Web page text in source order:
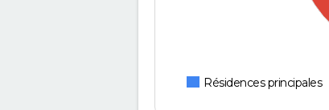
Résidences principales